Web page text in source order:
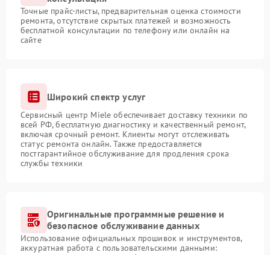
Точные прайс-листы, предварительная оценка стоимости
ремонта, отсутствие скрытых платежей и возможность
бесплатной консультации по телефону или онлайн на
сайте
Широкий спектр услуг
Сервисный центр Miele обеспечивает доставку техники по
всей РФ, бесплатную диагностику и качественный ремонт,
включая срочный ремонт. Клиенты могут отслеживать
статус ремонта онлайн. Также предоставляется
постгарантийное обслуживание для продления срока
службы техники
Оригинальные программные решение и
безопасное обслуживание данных
Использование официальных прошивок и инструментов,
аккуратная работа с пользовательскими данными: